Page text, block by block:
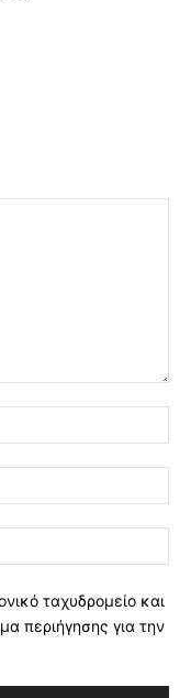
ταχυδρομείο και
περιήγησης για την